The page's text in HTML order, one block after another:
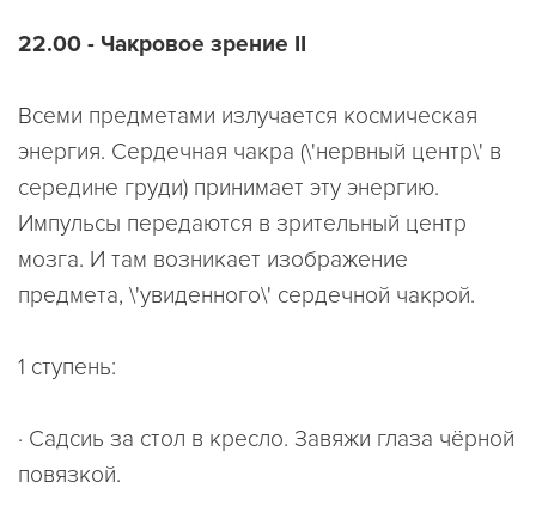
22.00 - Чакровое зрение II
Всеми предметами излучается космическая
энергия. Сердечная чакра (\'нервный центр\' в
середине груди) принимает эту энергию.
Импульсы передаются в зрительный центр
мозга. И там возникает изображение
предмета, \'увиденного\' сердечной чакрой.
1 ступень:
· Садсиь за стол в кресло. Завяжи глаза чёрной
повязкой.